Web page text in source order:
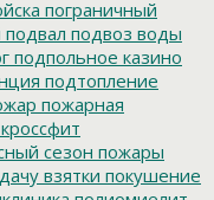
пограничный
подвал подвоз воды
подпольное казино
подтопление
пожарная
сезон пожары
взятки покушение